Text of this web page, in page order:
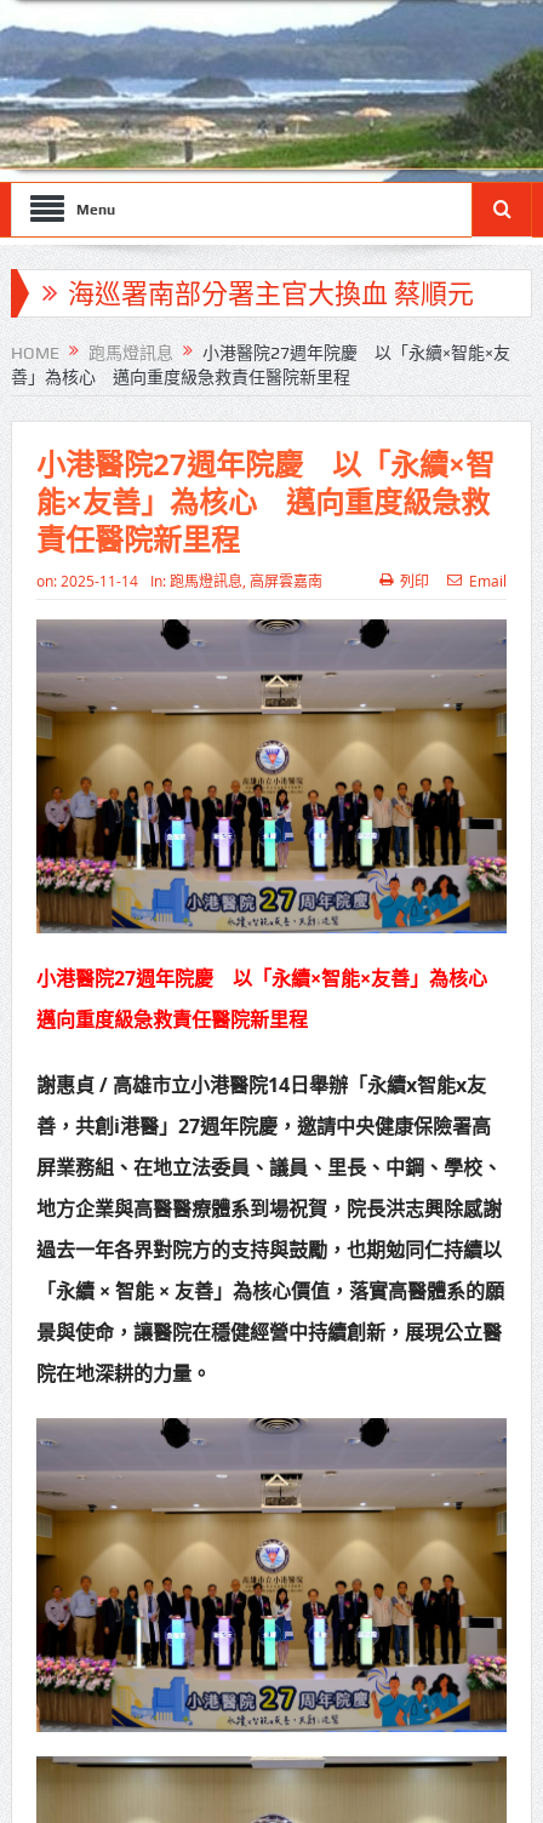
Menu
海巡署南部分署主官大換血 蔡順元
勉提升巡防戰力
北市鮮奶週報再升級！8月31日補助
擴大至國中生
雙北合作里程碑！萬大線動態測試
侯友宜蔣萬安攜手視察
高齡健康產業博覽會8/7盛大登場 新
北形象館亮相
打鐵厝北側產業園區產業設施公共
動土創造千個就業機會
高雄「三民運動中心」市長陳其
邁、運動部長李洋各界貴賓共同揭幕
高雄東照山關帝廟全國國中小學書
法比賽 圓滿落幕
賴清德總統主持將官晉任 期勉精進
不對稱戰力
蔣萬安再拋出「倒閣說」 喊推陳其
邁組閣
賴總統肯定「金唐獎」得獎者及入
圍者 允諾完善支持體系
HOME 跑馬燈訊息
小港醫院27週年院慶 以「永續×智能×友
善」為核心 邁向重度級急救責任醫院新里程
小港醫院27週年院慶 以「永續×智
能×友善」為核心 邁向重度級急救
責任醫院新里程
on: 2025-11-14 In: 跑馬燈訊息 高屏雲嘉南 列印 Email
小港醫院27週年院慶 以「永續×智能×友善」為核心
邁向重度級急救責任醫院新里程
謝惠貞 / 高雄市立小港醫院14日舉辦「永續x智能x友
善，共創i港醫」27週年院慶，邀請中央健康保險署高
屏業務組、在地立法委員、議員、里長、中鋼、學校、
地方企業與高醫醫療體系到場祝賀，院長洪志興除感謝
過去一年各界對院方的支持與鼓勵，也期勉同仁持續以
「永續 × 智能 × 友善」為核心價值，落實高醫體系的願
景與使命，讓醫院在穩健經營中持續創新，展現公立醫
院在地深耕的力量。